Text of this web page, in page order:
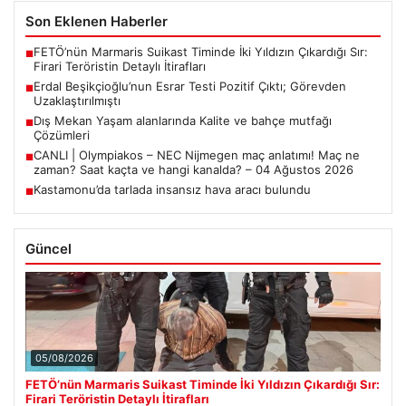
Son Eklenen Haberler
■FETÖ’nün Marmaris Suikast Timinde İki Yıldızın Çıkardığı Sır:
Firari Teröristin Detaylı İtirafları
■Erdal Beşikçioğlu’nun Esrar Testi Pozitif Çıktı; Görevden
Uzaklaştırılmıştı
■Dış Mekan Yaşam alanlarında Kalite ve bahçe mutfağı
Çözümleri
■CANLI | Olympiakos – NEC Nijmegen maç anlatımı! Maç ne
zaman? Saat kaçta ve hangi kanalda? – 04 Ağustos 2026
■Kastamonu’da tarlada insansız hava aracı bulundu
Güncel
05/08/2026
FETÖ’nün Marmaris Suikast Timinde İki Yıldızın Çıkardığı Sır:
Firari Teröristin Detaylı İtirafları